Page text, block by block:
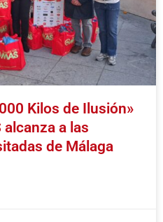
Kilos de Ilusión»
a las
de Málaga